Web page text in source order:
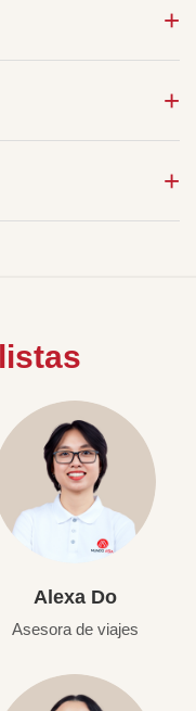
Alexa Do
Asesora de viajes